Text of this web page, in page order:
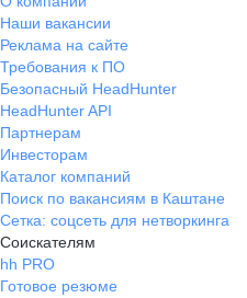
Наши вакансии
Реклама на сайте
Требования к ПО
Безопасный HeadHunter
HeadHunter API
Партнерам
Инвесторам
Каталог компаний
Поиск по вакансиям в Каштане
Сетка: соцсеть для нетворкинга
Соискателям
hh PRO
Готовое резюме